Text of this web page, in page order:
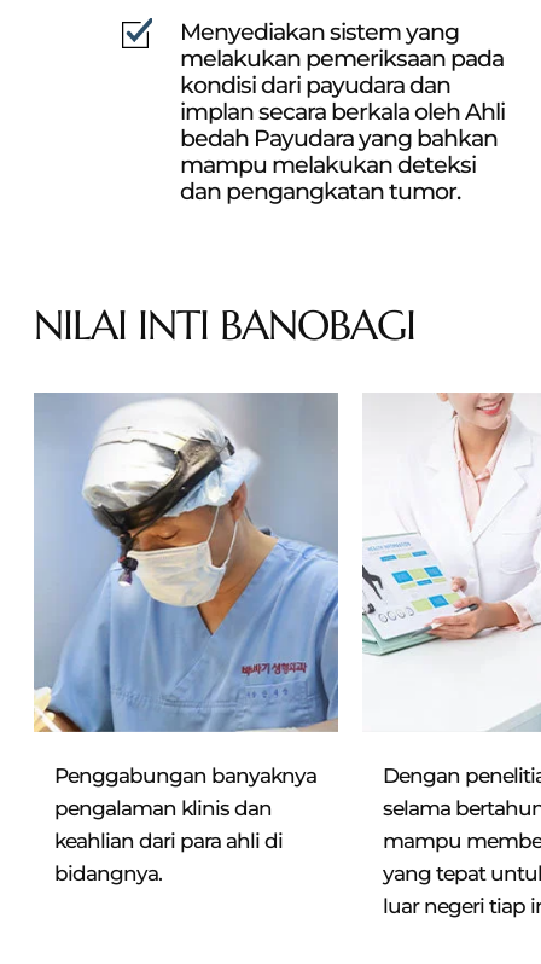
Menyediakan sistem yang
melakukan pemeriksaan pada
kondisi dari payudara dan
implan secara berkala oleh Ahli
bedah Payudara yang bahkan
mampu melakukan deteksi
dan pengangkatan tumor.
NILAI INTI BANOBAGI
Penggabungan banyaknya
pengalaman klinis dan
keahlian dari para ahli di
bidangnya.
Dengan
selama
mampu
yang tepat
luar negeri tiap